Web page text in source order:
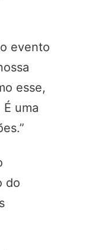
evento
esse,
uma
do